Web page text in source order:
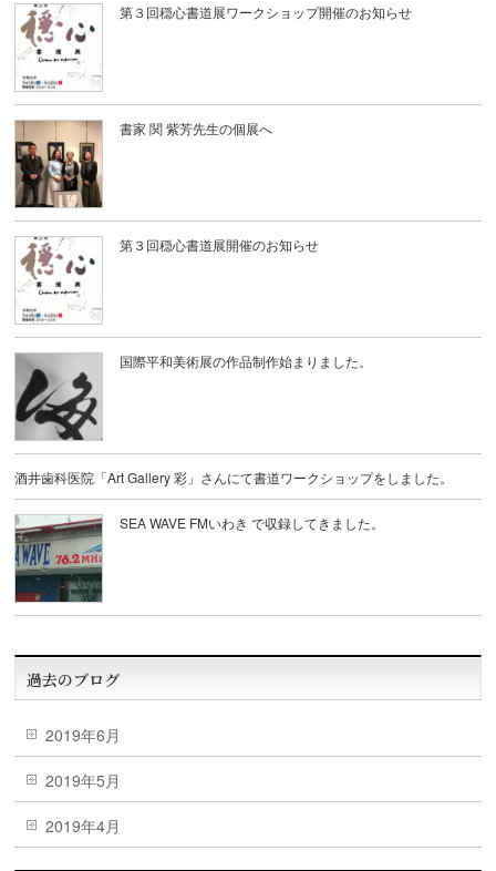
第３回穏心書道展ワークショップ開催のお知らせ
書家 関 紫芳先生の個展へ
第３回穏心書道展開催のお知らせ
国際平和美術展の作品制作始まりました。
酒井歯科医院「Art Gallery 彩」さんにて書道ワークショップをしました。
SEA WAVE FMいわき で収録してきました。
過去のブログ
2019年6月
2019年5月
2019年4月